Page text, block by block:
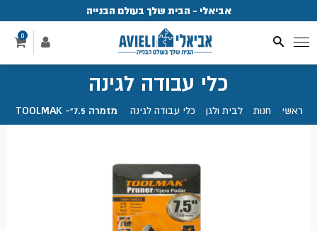
אביאלי - הבית שלך בעולם הבנייה
0
כלי עבודה לגינה
ראשי חנות לבית ולגן כלי עבודה לגינה מזמרה 7.5"- TOOLMAK